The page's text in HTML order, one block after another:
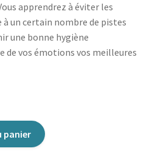
apprendrez à éviter les
un certain nombre de pistes
une bonne hygiène
vos émotions vos meilleures
panier